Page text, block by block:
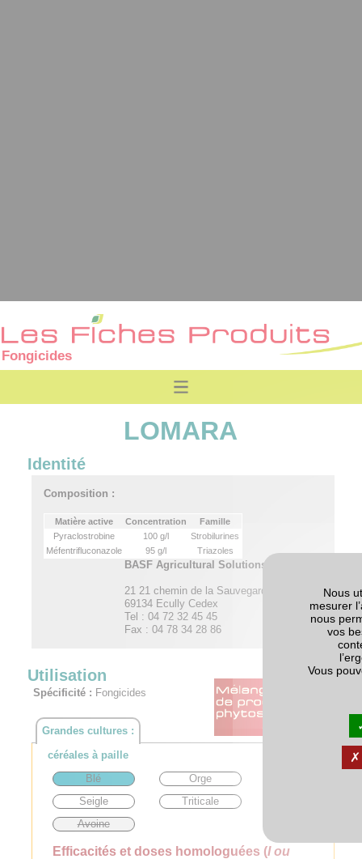
Fongicides
LOMARA
Identité
Composition :
Matière active Concentration
Famille
Pyraclostrobine
100 g/l
Strobilurines
Méfentrifluconazole
95 g/l Triazoles
BASF Agricultural Solutions France SAS
21 21 chemin de la Sauvegarde
69134 Ecully Cedex
Tel : 04 72 32 45 45
Fax : 04 78 34 28 86
Utilisation
Spécificité : Fongicides
Grandes cultures :
céréales à paille
Blé
Orge
Seigle
Triticale
Avoine
Efficacités et doses homologuées (l ou
Nous
mesurer
nous
vos
Vous